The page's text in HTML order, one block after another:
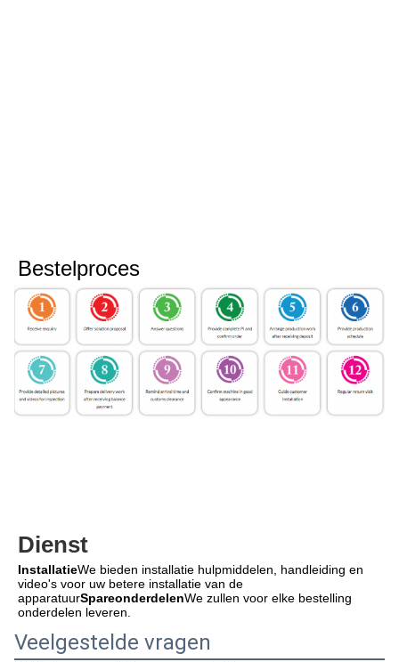
Bestelproces
Dienst
InstallatieWe bieden installatie hulpmiddelen, handleiding en
video's voor uw betere installatie van de
apparatuurSpareonderdelenWe zullen voor elke bestelling
onderdelen leveren.
Veelgestelde vragen